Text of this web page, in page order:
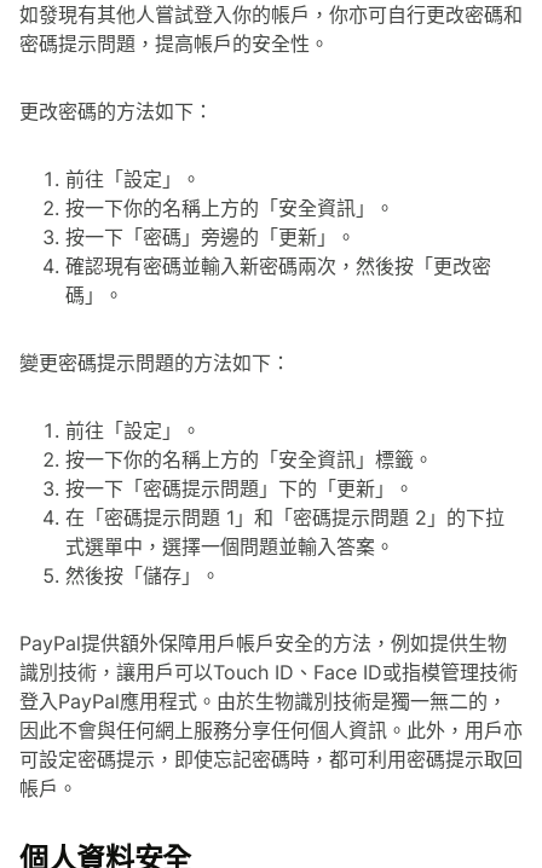
如發現有其他人嘗試登入你的帳戶，你亦可自行更改密碼和
密碼提示問題，提高帳戶的安全性。
更改密碼的方法如下：
前往「設定」。
按一下你的名稱上方的「安全資訊」。
按一下「密碼」旁邊的「更新」。
確認現有密碼並輸入新密碼兩次，然後按「更改密
碼」。
變更密碼提示問題的方法如下：
前往「設定」。
按一下你的名稱上方的「安全資訊」標籤。
按一下「密碼提示問題」下的「更新」。
在「密碼提示問題 1」和「密碼提示問題 2」的下拉
式選單中，選擇一個問題並輸入答案。
然後按「儲存」。
PayPal提供額外保障用戶帳戶安全的方法，例如提供生物
識別技術，讓用戶可以Touch ID、Face ID或指模管理技術
登入PayPal應用程式。由於生物識別技術是獨一無二的，
因此不會與任何網上服務分享任何個人資訊。此外，用戶亦
可設定密碼提示，即使忘記密碼時，都可利用密碼提示取回
帳戶。
個人資料安全